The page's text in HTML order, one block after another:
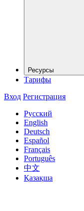
Ресурсы
Тарифы
Вход Регистрация
Русский
English
Deutsch
Español
Français
Português
中文
Қазақша